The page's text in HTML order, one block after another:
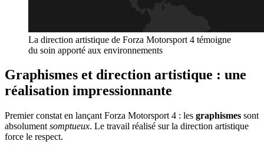
La direction artistique de Forza Motorsport 4 témoigne
du soin apporté aux environnements
Graphismes et direction artistique : une
réalisation impressionnante
Premier constat en lançant Forza Motorsport 4 : les graphismes sont
absolument somptueux. Le travail réalisé sur la direction artistique
force le respect.